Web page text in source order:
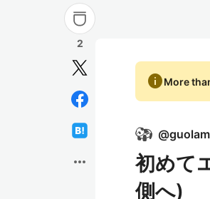
2
more_horiz
infoMore
@guolam
初めて
側へ)